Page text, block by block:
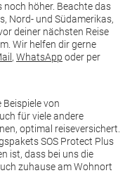
höher. Beachte das
Nord- und Südamerikas,
deiner nächsten Reise
Wir helfen dir gerne
, WhatsApp oder per
Beispiele von
für viele andere
optimal reiseversichert.
SOS Protect Plus
ist, dass bei uns die
zuhause am Wohnort